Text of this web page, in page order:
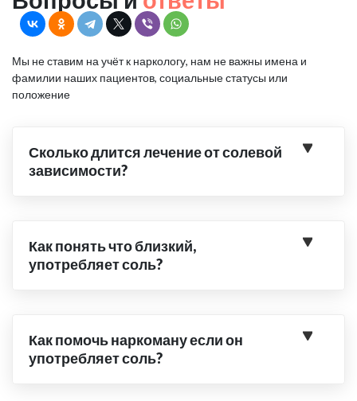
Мы не ставим на учёт к наркологу, нам не важны имена и
фамилии наших пациентов, социальные статусы или
положение
Сколько длится лечение от солевой
зависимости?
Как понять что близкий,
употребляет соль?
Как помочь наркоману если он
употребляет соль?